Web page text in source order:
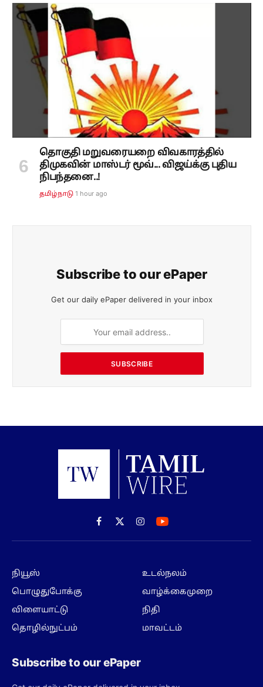
தொகுதி மறுவரையறை விவகாரத்தில்
திமுகவின் மாஸ்டர் மூவ்... விஜய்க்கு புதிய
நிபந்தனை..!
தமிழ்நாடு 1 hour ago
Subscribe to our ePaper
Get our daily ePaper delivered in your inbox
SUBSCRIBE
Facebook
X
(Twitter)
Instagram
நியூஸ்
பொழுதுபோக்கு
விளையாட்டு
தொழில்நுட்பம்
உடல்நலம்
வாழ்க்கைமுறை
நிதி
மாவட்டம்
Subscribe to our ePaper